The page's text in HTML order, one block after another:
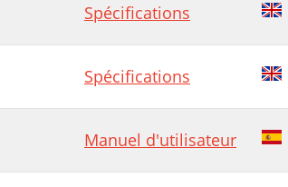
Spécifications
Spécifications
Manuel d'utilisateur